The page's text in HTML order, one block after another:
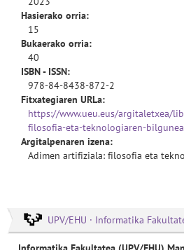
Hasierako orria:
15
Bukaerako orria:
40
ISBN - ISSN:
978-84-8438-872-2
Fitxategiaren URLa:
https://www.ueu.eus/argitaletxea/
filosofia-eta-teknologiaren-bilgunea
Argitalpenaren izena:
Adimen artifiziala: filosofia eta
UPV/EHU · Informatika